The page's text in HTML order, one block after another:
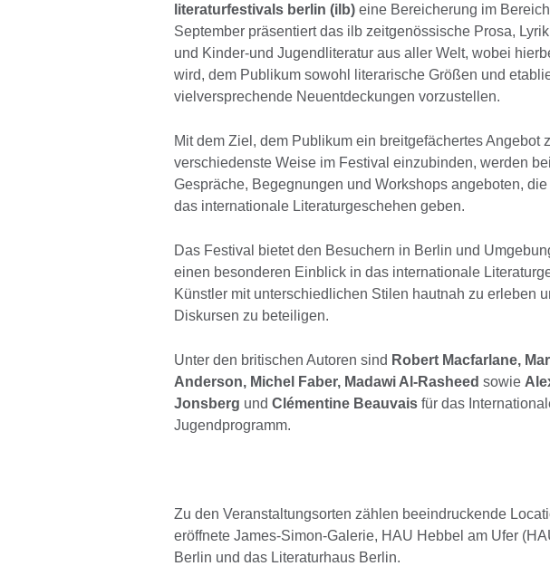
literaturfestivals berlin (ilb) eine Bereicherung im
September präsentiert das ilb zeitgenössische Prosa,
und Kinder-und Jugendliteratur aus aller Welt, wobei
wird, dem Publikum sowohl literarische Größen und
vielversprechende Neuentdeckungen vorzustellen.
Mit dem Ziel, dem Publikum ein breitgefächertes Angebot
verschiedenste Weise im Festival einzubinden, werden
Gespräche, Begegnungen und Workshops angeboten,
das internationale Literaturgeschehen geben.
Das Festival bietet den Besuchern in Berlin und
einen besonderen Einblick in das internationale
Künstler mit unterschiedlichen Stilen hautnah zu erleben
Diskursen zu beteiligen.
Unter den britischen Autoren sind Robert Macfarlane,
Anderson, Michel Faber, Madawi Al-Rasheed sowie
Jonsberg und Clémentine Beauvais für das
Jugendprogramm.
Zu den Veranstaltungsorten zählen beeindruckende
eröffnete James-Simon-Galerie, HAU Hebbel am Ufer
Berlin und das Literaturhaus Berlin.